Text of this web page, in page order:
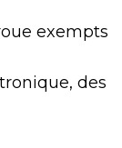
exempts
des